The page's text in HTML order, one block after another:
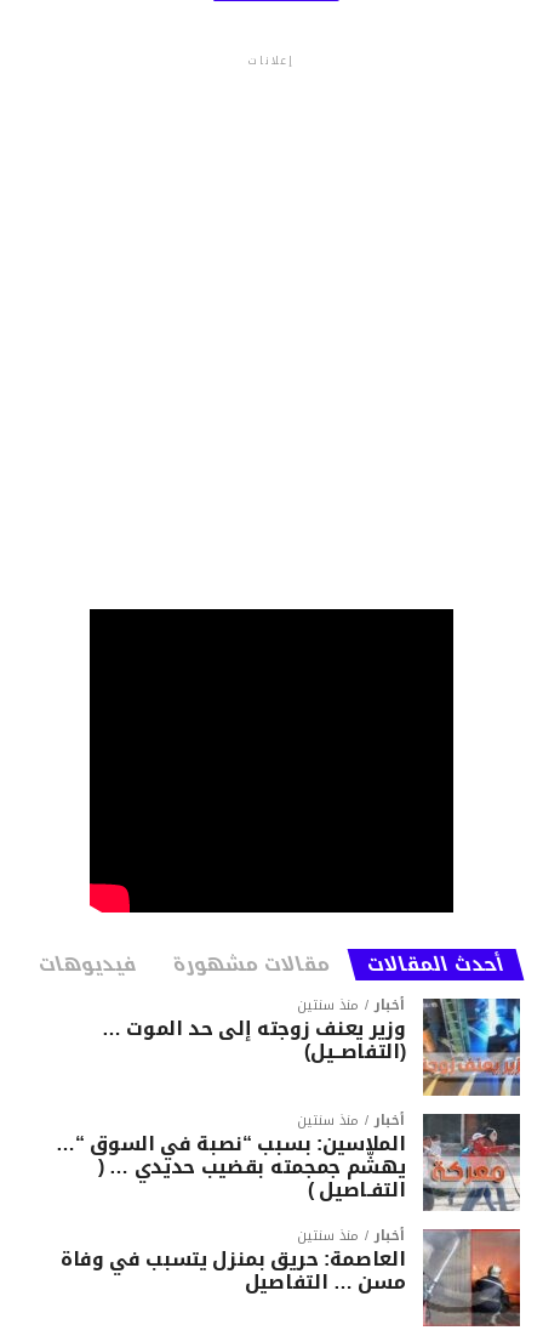
إعلانات
أحدث المقالات مقالات مشهورة فيديوهات
أخبار منذ سنتين
وزير يعنف زوجته إلى حد الموت …
(التفاصــيل)
أخبار منذ سنتين
الملاسين: بسبب “نصبة في السوق “…
يهشّم جمجمته بقضيب حديدي … (
التفـاصيل )
أخبار منذ سنتين
العاصمة: حريق بمنزل يتسبب في وفاة
مسن … التفاصيل